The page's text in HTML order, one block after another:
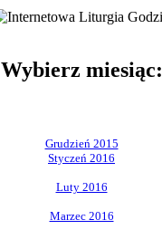
Wybierz miesiąc:
Grudzień 2015
Styczeń 2016
Luty 2016
Marzec 2016